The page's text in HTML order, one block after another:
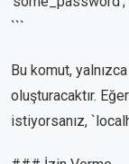
```
Bu komut,
oluşturacaktır.
istiyorsanız,